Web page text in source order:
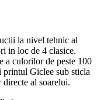
la nivel tehnic al
in loc de 4 clasice.
a culorilor de peste 100
printul Giclee sub sticla
al soarelui.